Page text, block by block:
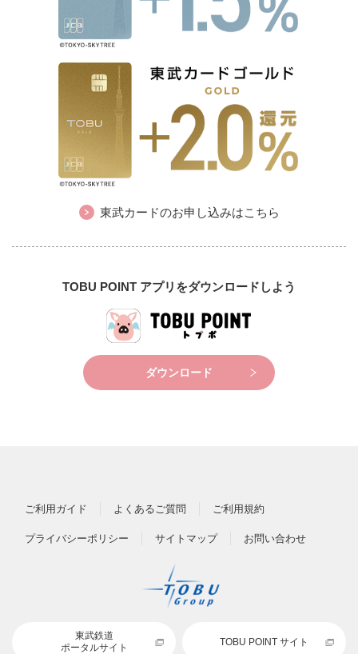
東武カードのお申し込みはこちら
TOBU POINT アプリをダウンロードしよう
ダウンロード
ご利用ガイド よくあるご質問 ご利用規約
プライバシーポリシー サイトマップ お問い合わせ
東武鉄道
ポータルサイト
TOBU POINT サイト